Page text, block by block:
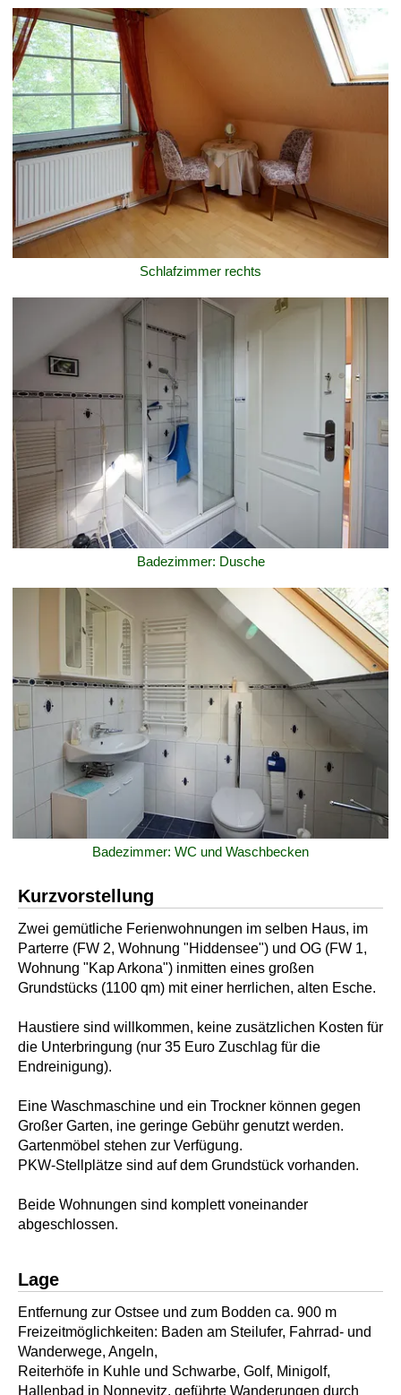
Schlafzimmer rechts
Badezimmer: Dusche
Badezimmer: WC und Waschbecken
Kurzvorstellung
Zwei gemütliche Ferienwohnungen im selben Haus, im
Parterre (FW 2, Wohnung "Hiddensee") und OG (FW 1,
Wohnung "Kap Arkona") inmitten eines großen
Grundstücks (1100 qm) mit einer herrlichen, alten Esche.
Haustiere sind willkommen, keine zusätzlichen Kosten für
die Unterbringung (nur 35 Euro Zuschlag für die
Endreinigung).
Eine Waschmaschine und ein Trockner können gegen
Großer Garten, ine geringe Gebühr genutzt werden.
Gartenmöbel stehen zur Verfügung.
PKW-Stellplätze sind auf dem Grundstück vorhanden.
Beide Wohnungen sind komplett voneinander
abgeschlossen.
Lage
Entfernung zur Ostsee und zum Bodden ca. 900 m
Freizeitmöglichkeiten: Baden am Steilufer, Fahrrad- und
Wanderwege, Angeln,
Reiterhöfe in Kuhle und Schwarbe, Golf, Minigolf,
Hallenbad in Nonnevitz, geführte Wanderungen durch